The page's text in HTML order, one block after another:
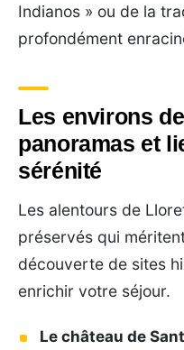
Indianos » ou de la
profondément
Les environs
panoramas et
sérénité
Les alentours de
préservés qui
découverte de sites
enrichir votre séjour.
Le château de